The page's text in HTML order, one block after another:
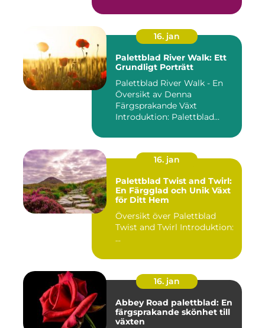
16. jan
Palettblad River Walk: Ett
Grundligt Porträtt
Palettblad River Walk - En
Översikt av Denna
Färgsprakande Växt
Introduktion: Palettblad
16. jan
Palettblad Twist and Twirl:
En Färgglad och Unik Växt
för Ditt Hem
Översikt över Palettblad
Twist and Twirl Introduktion:
...
16. jan
Abbey Road palettblad: En
färgsprakande skönhet till
växten